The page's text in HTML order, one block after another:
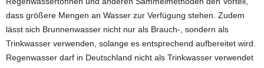
dass größere Mengen an Wasser zur Verfügung stehen. Zudem
lässt sich Brunnenwasser nicht nur als Brauch-, sondern als
Trinkwasser verwenden, solange es entsprechend aufbereitet wird.
Regenwasser darf in Deutschland nicht als Trinkwasser verwendet